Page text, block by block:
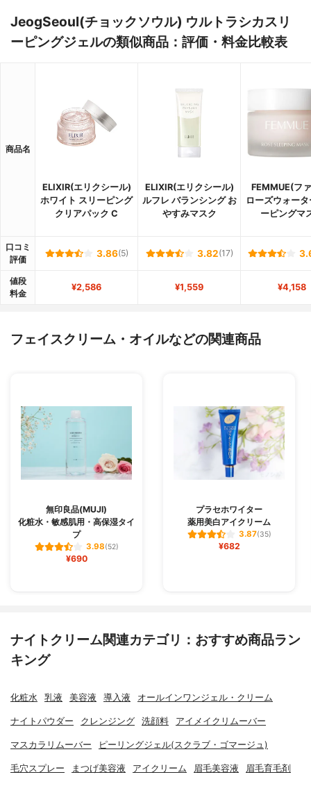
JeogSeoul(チョックソウル) ウルトラシカスリ
ーピングジェルの類似商品：評価・料金比較表
商品名
ELIXIR(エリクシール)
ホワイト スリーピング
クリアパック C
ELIXIR(エリクシール)
ルフレ バランシング お
やすみマスク
FEMMUE(フ
ローズウォー
ーピングマ
口コミ
評価
3.86(5) 3.82(17)
値段
料金
¥2,586 ¥1,559 ¥4,158
フェイスクリーム・オイルなどの関連商品
無印良品(MUJI)
化粧水・敏感肌用・高保湿タイ
プ
3.98(52)
¥690
プラセホワイター
薬用美白アイクリーム
3.87(35)
¥682
ナイトクリーム関連カテゴリ：おすすめ商品ラン
キング
化粧水 乳液 美容液 導入液 オールインワンジェル・クリーム
ナイトパウダー クレンジング 洗顔料 アイメイクリムーバー
マスカラリムーバー ピーリングジェル(スクラブ・ゴマージュ)
毛穴スプレー まつげ美容液 アイクリーム 眉毛美容液 眉毛育毛剤